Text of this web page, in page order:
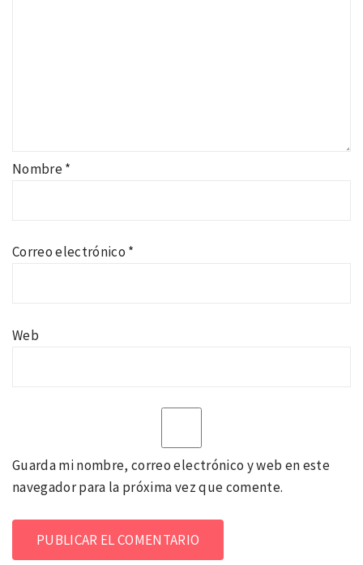
Nombre*
Correo electrónico *
Web
Guarda mi nombre, correo electrónico y web en este
navegador para la próxima vez que comente.